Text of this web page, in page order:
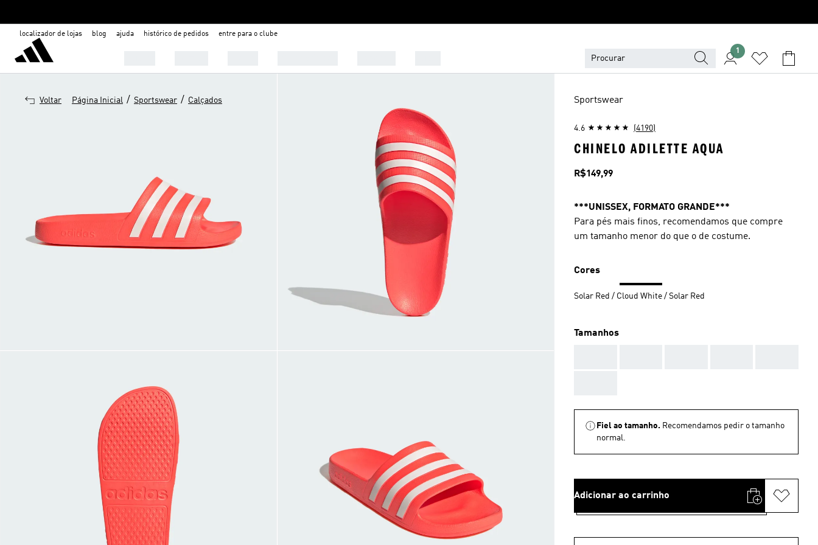
localizador de lojas blog ajuda histórico de pedidos entre para o clube
1
Voltar Página Inicial / Sportswear / Calçados Sportswear
4.6 (4190)
CHINELO ADILETTE AQUA
Preço
R$149,99
***UNISSEX, FORMATO GRANDE***
Para pés mais finos, recomendamos que compre
um tamanho menor do que o de costume.
Cores
Solar Red / Cloud White / Solar Red
Tamanhos
Fiel ao tamanho. Recomendamos pedir o tamanho
normal.
Adicionar ao carrinho